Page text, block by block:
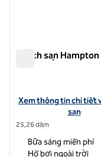
Khách sạn
Xem chi tiết khách
Xem thông tin chi tiết
sạn
25,26 dặm
Bữa sáng miễn phí
Hồ bơi ngoài trời